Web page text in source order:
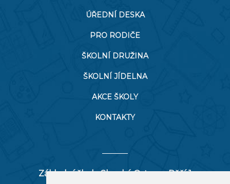
ÚŘEDNÍ DESKA
PRO RODIČE
ŠKOLNÍ DRUŽINA
ŠKOLNÍ JÍDELNA
AKCE ŠKOLY
KONTAKTY
Základní škola Slezská Ostrava, Pěší 1